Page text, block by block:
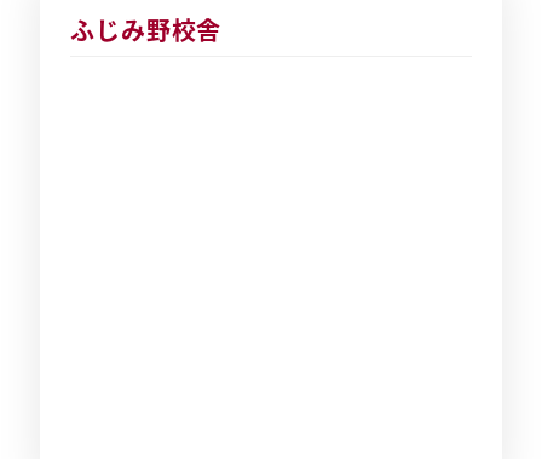
ふじみ野校舎